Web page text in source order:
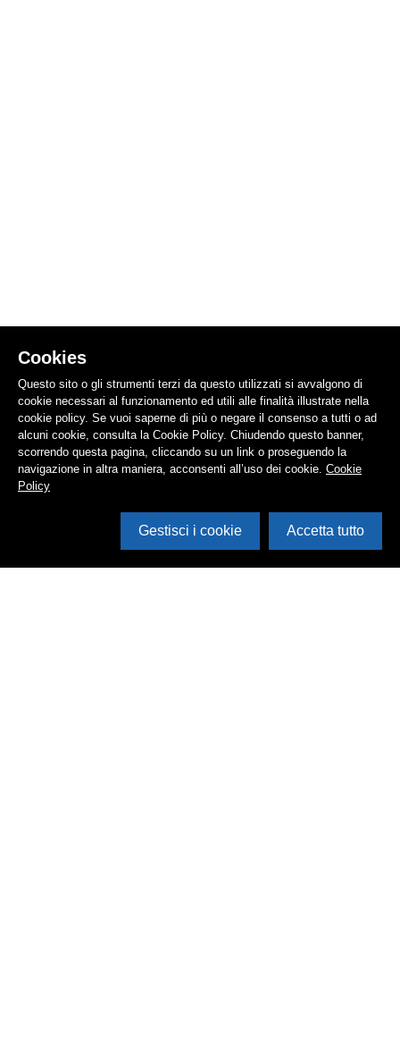
Cookies
Questo sito o gli strumenti terzi da questo utilizzati si avvalgono di
cookie necessari al funzionamento ed utili alle finalità illustrate nella
cookie policy. Se vuoi saperne di più o negare il consenso a tutti o ad
alcuni cookie, consulta la Cookie Policy. Chiudendo questo banner,
scorrendo questa pagina, cliccando su un link o proseguendo la
navigazione in altra maniera, acconsenti all’uso dei cookie. Cookie
Policy
Gestisci i cookie Accetta tutto